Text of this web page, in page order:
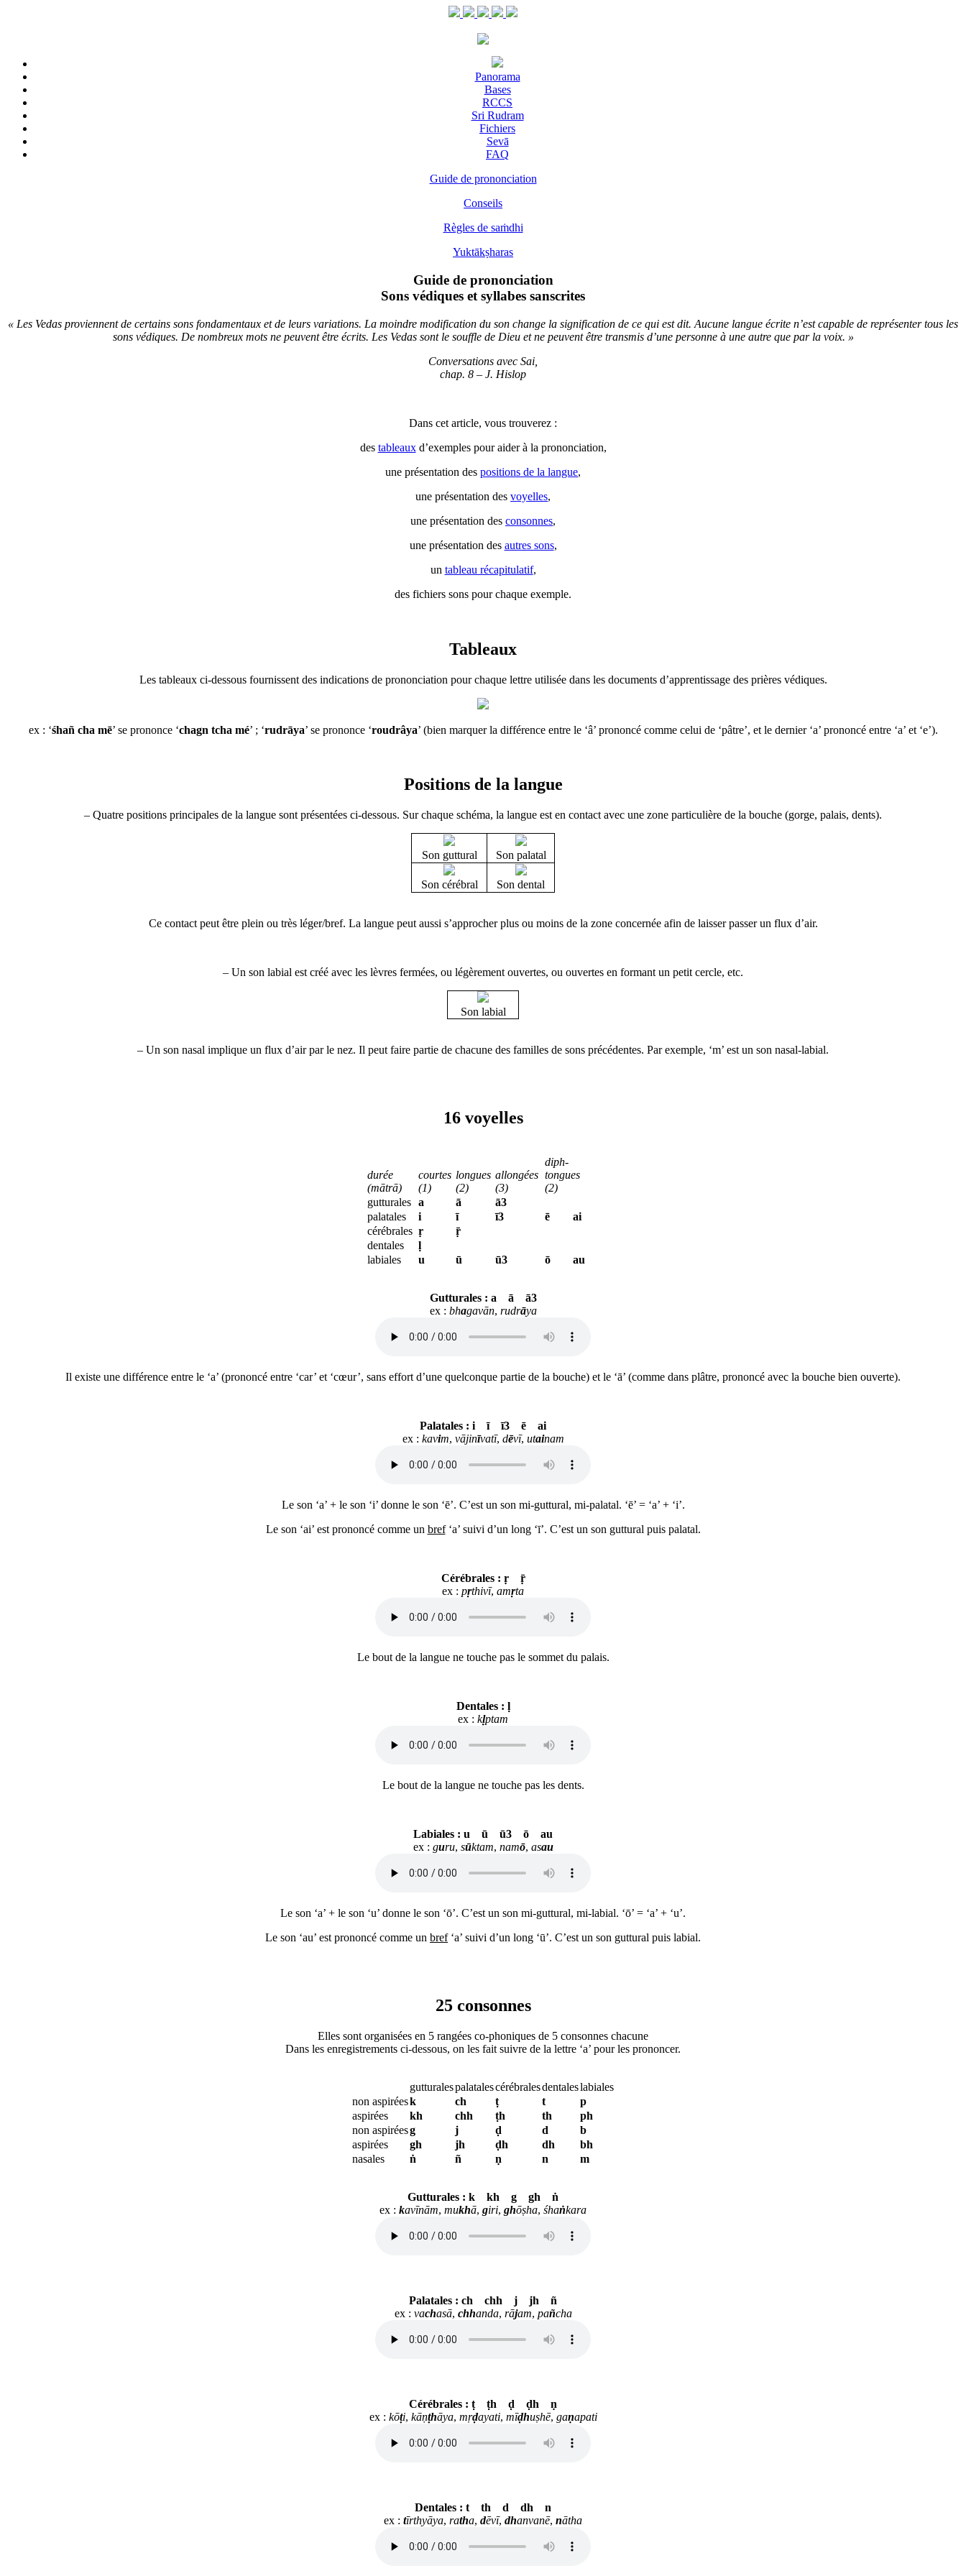
Panorama
Bases
RCCS
Sri Rudram
Fichiers
Sevā
FAQ
Guide de prononciation
Conseils
Règles de saṁdhi
Yuktākṣharas
Guide de prononciation
Sons védiques et syllabes sanscrites
« Les Vedas proviennent de certains sons fondamentaux et de leurs variations. La moindre modification du son change la signification de ce qui est dit. Aucune langue écrite n’est capable de représenter tous les
sons védiques. De nombreux mots ne peuvent être écrits. Les Vedas sont le souffle de Dieu et ne peuvent être transmis d’une personne à une autre que par la voix. »
Conversations avec Sai,
chap. 8 – J. Hislop
Dans cet article, vous trouverez :
des tableauxd’exemples pour aider à la prononciation,
une présentation des positions de la langue,
une présentation des voyelles,
une présentation des consonnes,
une présentation des autres sons,
un tableau récapitulatif,
des fichiers sons pour chaque exemple.
Tableaux
Les tableaux ci-dessous fournissent des indications de prononciation pour chaque lettre utilisée dans les documents d’apprentissage des prières védiques.
ex : ‘śhañ cha mē’ se prononce ‘chagn tcha mé’ ; ‘rudrāya’ se prononce ‘roudrâya’ (bien marquer la différence entre le ‘â’ prononcé comme celui de ‘pâtre’, et le dernier ‘a’ prononcé entre ‘a’ et ‘e’).
Positions de la langue
– Quatre positions principales de la langue sont présentées ci-dessous. Sur chaque schéma, la langue est en contact avec une zone particulière de la bouche (gorge, palais, dents).
Son guttural Son palatal
Son cérébral Son dental
Ce contact peut être plein ou très léger/bref. La langue peut aussi s’approcher plus ou moins de la zone concernée afin de laisser passer un flux d’air.
– Un son labial est créé avec les lèvres fermées, ou légèrement ouvertes, ou ouvertes en formant un petit cercle, etc.
Son labial
– Un son nasal implique un flux d’air par le nez. Il peut faire partie de chacune des familles de sons précédentes. Par exemple, ‘m’ est un son nasal-labial.
16 voyelles
durée
(mātrā)
courtes
(1)
lon­gues
(2)
allon­gées
(3)
diph­
tongues
(2)
gutturales
a ā
ā3
palatales
i ī ī3 ē
ai
cérébrales ṛ
ṝ
dentales
ḷ
labiales
u ū ū3 ō au
Gutturales : a ā ā3
ex : bhagavān, rudrāya
Il existe une différence entre le ‘a’ (prononcé entre ‘car’ et ‘cœur’, sans effort d’une quelconque partie de la bouche) et le ‘ā’ (comme dans plâtre, prononcé avec la bouche bien ouverte).
Palatales : i ī ī3 ē ai
ex : kavim, vājinīvatī, dēvī, utainam
Le son ‘a’ + le son ‘i’ donne le son ‘ē’. C’est un son mi-guttural, mi-palatal. ‘ē’ = ‘a’ + ‘i’.
Le son ‘ai’ est prononcé comme un bref‘a’ suivi d’un long ‘ī’. C’est un son guttural puis palatal.
Cérébrales : ṛ ṝ
ex : pṛthivī, amṛta
Le bout de la langue ne touche pas le sommet du palais.
Dentales : ḷ
ex : kḷptam
Le bout de la langue ne touche pas les dents.
Labiales : u ū ū3 ō au
ex : guru, sūktam, namō, asau
Le son ‘a’ + le son ‘u’ donne le son ‘ō’. C’est un son mi-guttural, mi-labial. ‘ō’ = ‘a’ + ‘u’.
Le son ‘au’ est prononcé comme un bref‘a’ suivi d’un long ‘ū’. C’est un son guttural puis labial.
25 consonnes
Elles sont organisées en 5 rangées co-phoniques de 5 consonnes chacune
Dans les enregistrements ci-dessous, on les fait suivre de la lettre ‘a’ pour les prononcer.
guttu­ralespala­talescéré­bralesden­talesla­biales
non aspiréesk ch ṭ t
p
aspirées
kh chh ṭh th
ph
non aspiréesg j ḍ d
b
aspirées
gh jh ḍh dh
bh
nasales
ṅ ñ ṇ n m
Gutturales : k kh g gh ṅ
ex : kavīnām, mukhā, giri, ghōṣha, śhaṅkara
Palatales : ch chh j jh ñ
ex : vachasā, chhanda, rājam, pañcha
Cérébrales : ṭ ṭh ḍ ḍh ṇ
ex : kōṭi, kāṇṭhāya, mṛḍayati, mīḍhuṣhē, gaṇapati
Dentales : t th d dh n
ex : tīrthyāya, ratha, dēvī, dhanvanē, nātha